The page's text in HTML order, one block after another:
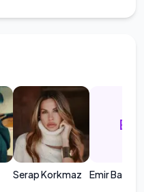
Serap Korkmaz
EB
Emir Bahadır